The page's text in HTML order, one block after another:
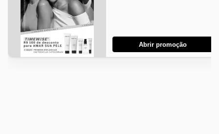
Abrir promoção